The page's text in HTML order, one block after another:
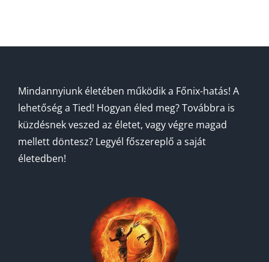
Mindannyiunk életében működik a Főnix-hatás! A
lehetőség a Tied! Hogyan éled meg? Továbbra is
küzdésnek veszed az életet, vagy végre magad
mellett döntesz? Legyél főszereplő a saját
életedben!